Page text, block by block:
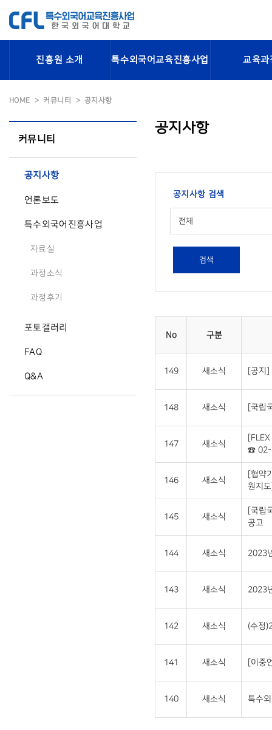
진흥원 소개 특수외국어교육진흥사업 교육과
HOME 커뮤니티 공지사항
커뮤니티
공지사항
언론보도
특수외국어진흥사업
자료실
과정소식
과정후기
포토갤러리
FAQ
Q&A
공지사항
공지사항 검색
전체
검색
No 구분
149 새소식 [공지]
148 새소식 [국립
147 새소식
☎ 02-
146 새소식
[협약
원지
145 새소식
[국립
공고
144 새소식 2023
143 새소식 2023
142 새소식 (수정
141 새소식 [이중
140 새소식 특수